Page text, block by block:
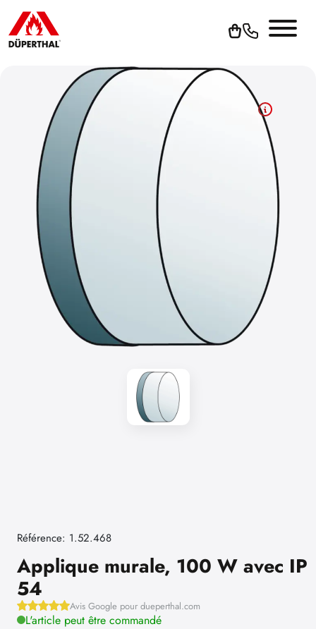
Référence: 1.52.468
Applique murale, 100 W avec IP
54
Avis Google pour dueperthal.com
L'article peut être commandé